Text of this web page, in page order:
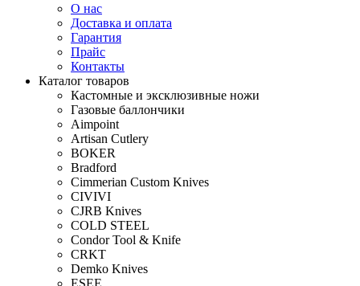
О нас
Доставка и оплата
Гарантия
Прайс
Контакты
Каталог товаров
Кастомные и эксклюзивные ножи
Газовые баллончики
Aimpoint
Artisan Cutlery
BOKER
Bradford
Cimmerian Custom Knives
CIVIVI
CJRB Knives
COLD STEEL
Condor Tool & Knife
CRKT
Demko Knives
ESEE